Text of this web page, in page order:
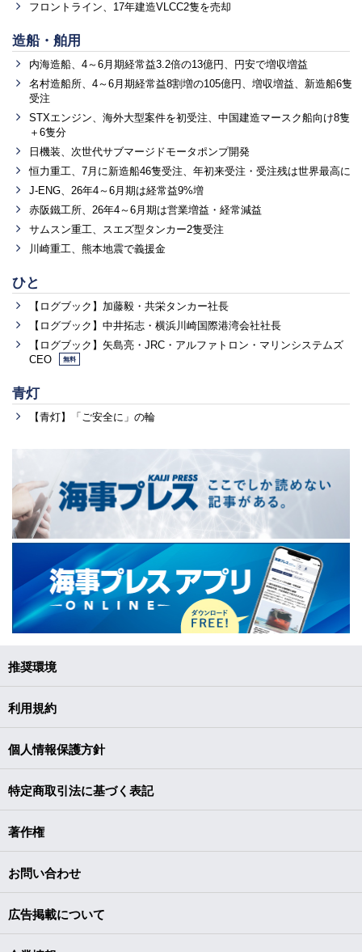
フロントライン、17年建造VLCC2隻を売却
造船・舶用
内海造船、4～6月期経常益3.2倍の13億円、円安で増収増益
名村造船所、4～6月期経常益8割増の105億円、増収増益、新造船6隻
受注
STXエンジン、海外大型案件を初受注、中国建造マースク船向け8隻
＋6隻分
日機装、次世代サブマージドモータポンプ開発
恒力重工、7月に新造船46隻受注、年初来受注・受注残は世界最高に
J-ENG、26年4～6月期は経常益9%増
赤阪鐵工所、26年4～6月期は営業増益・経常減益
サムスン重工、スエズ型タンカー2隻受注
川崎重工、熊本地震で義援金
ひと
【ログブック】加藤毅・共栄タンカー社長
【ログブック】中井拓志・横浜川崎国際港湾会社社長
【ログブック】矢島亮・JRC・アルファトロン・マリンシステムズ
CEO
無料
青灯
【青灯】「ご安全に」の輪
推奨環境
利用規約
個人情報保護方針
特定商取引法に基づく表記
著作権
お問い合わせ
広告掲載について